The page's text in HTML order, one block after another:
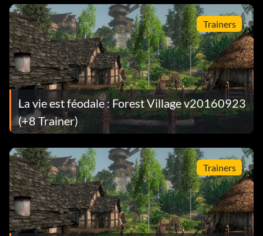
Trainers
La vie est féodale : Forest Village v20160923
(+8 Trainer)
Trainers